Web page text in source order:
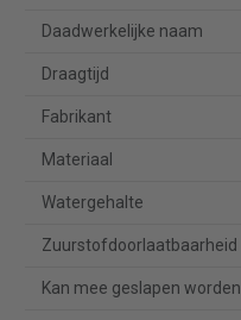
Daadwerkelijke naam
Draagtijd
Fabrikant
Materiaal
Watergehalte
Zuurstofdoorlaatbaarheid
Kan mee geslapen worden